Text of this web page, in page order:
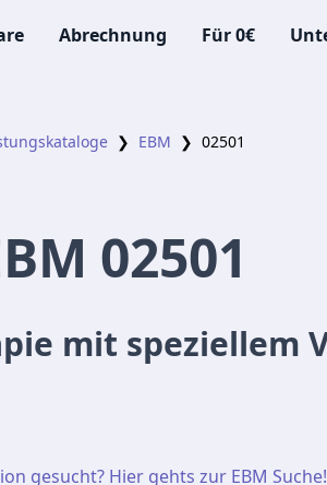
Abrechnung Für 0€
❯ EBM ❯ 02501
02501
mit speziellem
gesucht? Hier gehts zur EBM Suche!